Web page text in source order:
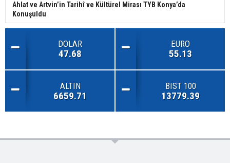
Ahlat ve Artvin’in Tarihî ve Kültürel Mirası TYB Konya’da
Konuşuldu
DOLAR
47.68
EURO
55.13
ALTIN
6659.71
BIST 100
13779.39